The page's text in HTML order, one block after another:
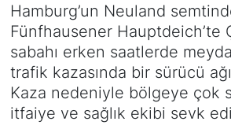
Hamburg’un Neuland
Fünfhausener Hauptdeich’te
sabahı erken saatlerde
trafik kazasında bir sürücü
Kaza nedeniyle bölgeye çok
itfaiye ve sağlık ekibi sevk
EKONOMİ
SİYASET
SAĞLIK
Haber Arşivi